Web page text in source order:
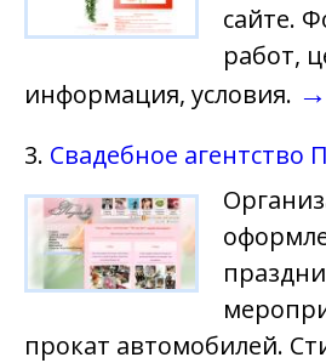
сайте.
работ,
информация, условия. →
3. Свадебное агентство
прокат автомобилей.